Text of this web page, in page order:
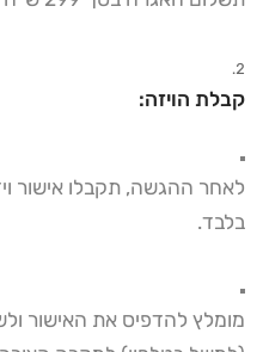
קבלת הויזה:
בלבד.
מומלץ להדפיס את האישור